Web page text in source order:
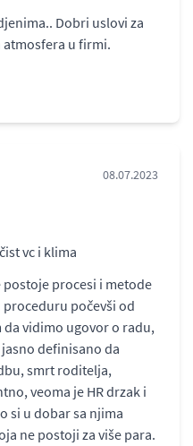
Dobri uslovi za
u firmi.
08.07.2023
vc i klima
postoje procesi i metode
proceduru počevši od
vidimo ugovor o radu,
definisano da
smrt roditelja,
veoma je HR drzak i
si u dobar sa njima
ne postoji za više para.